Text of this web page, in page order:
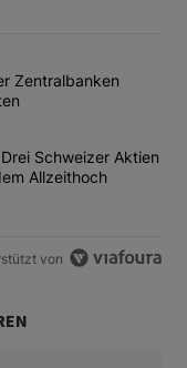
kommentierten
tiefe Nachfrage der
Zentralbanken
Zurich Insurance:
Schweizer Aktien
Allzeithoch
von